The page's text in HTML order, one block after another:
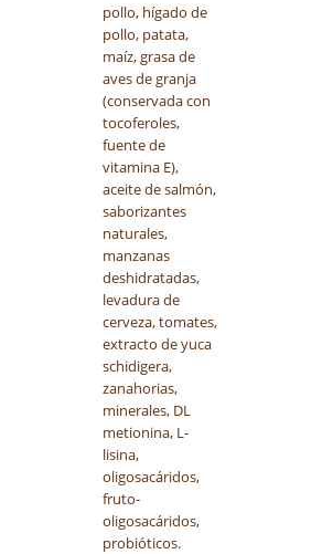
pollo, hígado de
pollo, patata,
maíz, grasa de
aves de granja
(conservada con
tocoferoles,
fuente de
vitamina E),
aceite de salmón,
saborizantes
naturales,
manzanas
deshidratadas,
levadura de
cerveza, tomates,
extracto de yuca
schidigera,
zanahorias,
minerales, DL
metionina, L-
lisina,
oligosacáridos,
fruto-
oligosacáridos,
probióticos.